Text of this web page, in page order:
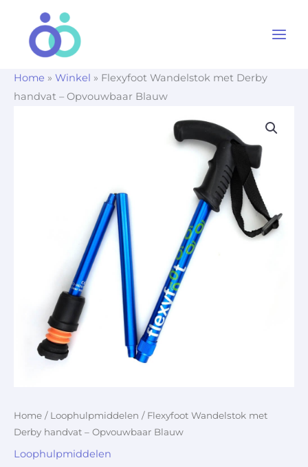
Home » Winkel » Flexyfoot Wandelstok met Derby
handvat – Opvouwbaar Blauw
Home / Loophulpmiddelen / Flexyfoot Wandelstok met
Derby handvat – Opvouwbaar Blauw
Loophulpmiddelen